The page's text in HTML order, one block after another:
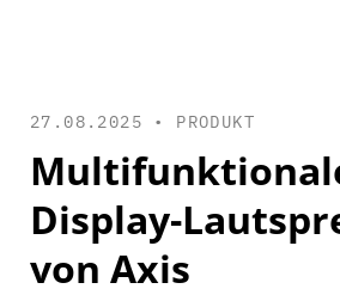
27.08.2025 • PRODUKT
Display-
von Axis